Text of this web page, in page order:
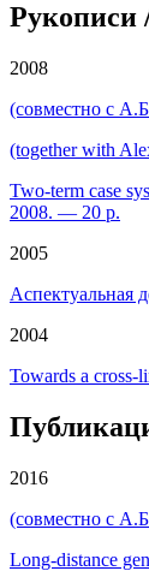
Рукописи
2008
(совместно с
(together with
Two-term case
2008. — 20 p.
2005
Аспектуальная
2004
Towards a cross-
2016
(совместно с
Long-distance